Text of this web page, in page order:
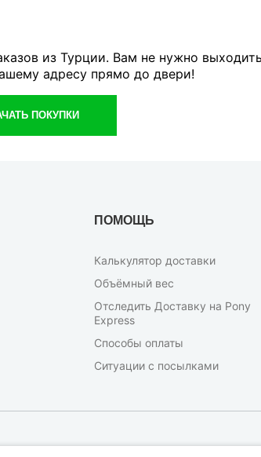
из Турции. Вам не нужно
адресу прямо до двери!
ПОКУПКИ
ПОМОЩЬ
Калькулятор доставки
Объёмный вес
Отследить Доставку на Pony
Express
Способы оплаты
Ситуации с посылками